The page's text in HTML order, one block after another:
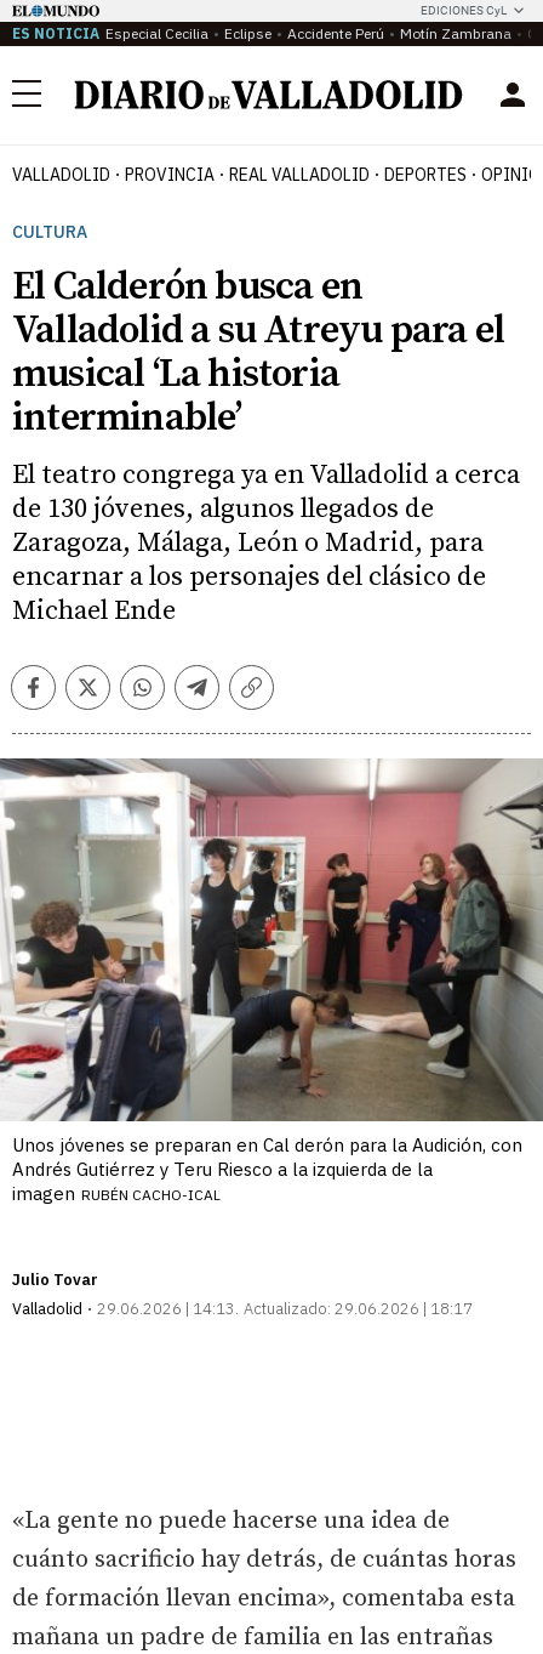
EDICIONES CyL
ES NOTICIA Especial Cecilia Eclipse Accidente Perú Motín Zambrana
Menú
VALLADOLID PROVINCIA REAL VALLADOLID DEPORTES
CULTURA
El Calderón busca en
Valladolid a su Atreyu para el
musical ‘La historia
interminable’
El teatro congrega ya en Valladolid a cerca
de 130 jóvenes, algunos llegados de
Zaragoza, Málaga, León o Madrid, para
encarnar a los personajes del clásico de
Michael Ende
FacebookTwitterWhatsappTelegramCopiar
Unos jóvenes se preparan en Cal derón para la Audición, con
Andrés Gutiérrez y Teru Riesco a la izquierda de la
imagen RUBÉN CACHO-ICAL
Julio Tovar
Valladolid
29.06.2026 | 14:13 Actualizado: 29.06.2026 | 18:17
«La gente no puede hacerse una idea de
cuánto sacrificio hay detrás, de cuántas horas
de formación llevan encima», comentaba esta
mañana un padre de familia en las entrañas